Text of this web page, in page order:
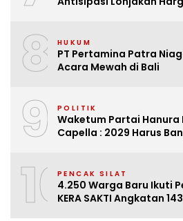
8 HUKUM
PT Pertamina Patra
Acara Mewah di Bali
9 POLITIK
Waketum Partai Hanura
Capella : 2029 Harus
10PENCAK SILAT
4.250 Warga Baru Ikuti
KERA SAKTI Angkatan 143